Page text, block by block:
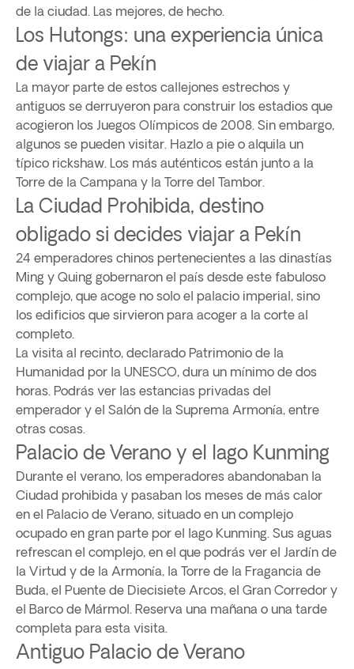
de la ciudad. Las mejores, de hecho.
Los Hutongs: una experiencia única
de viajar a Pekín
La mayor parte de estos callejones estrechos y
antiguos se derruyeron para construir los estadios que
acogieron los Juegos Olímpicos de 2008. Sin embargo,
algunos se pueden visitar. Hazlo a pie o alquila un
típico rickshaw. Los más auténticos están junto a la
Torre de la Campana y la Torre del Tambor.
La Ciudad Prohibida, destino
obligado si decides viajar a Pekín
24 emperadores chinos pertenecientes a las dinastías
Ming y Quing gobernaron el país desde este fabuloso
complejo, que acoge no solo el palacio imperial, sino
los edificios que sirvieron para acoger a la corte al
completo.
La visita al recinto, declarado Patrimonio de la
Humanidad por la UNESCO, dura un mínimo de dos
horas. Podrás ver las estancias privadas del
emperador y el Salón de la Suprema Armonía, entre
otras cosas.
Palacio de Verano y el lago Kunming
Durante el verano, los emperadores abandonaban la
Ciudad prohibida y pasaban los meses de más calor
en el Palacio de Verano, situado en un complejo
ocupado en gran parte por el lago Kunming. Sus aguas
refrescan el complejo, en el que podrás ver el Jardín de
la Virtud y de la Armonía, la Torre de la Fragancia de
Buda, el Puente de Diecisiete Arcos, el Gran Corredor y
el Barco de Mármol. Reserva una mañana o una tarde
completa para esta visita.
Antiguo Palacio de Verano